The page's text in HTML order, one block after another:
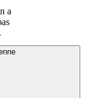
a